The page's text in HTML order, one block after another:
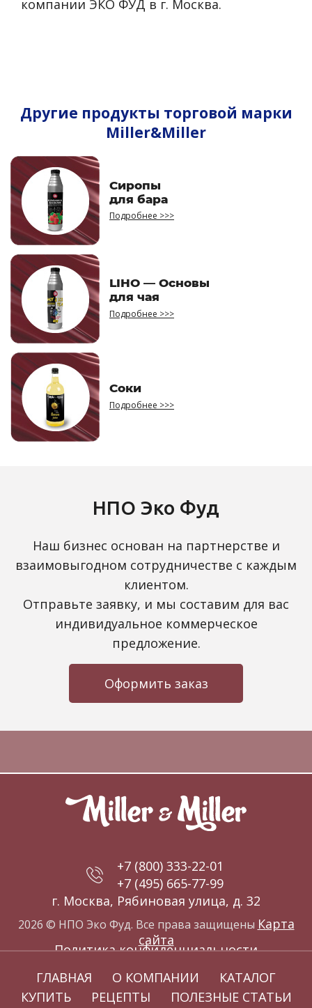
компании ЭКО ФУД в г. Москва.
Другие продукты торговой марки
Miller&Miller
Сиропы
для бара
Подробнее >>>
LIHO — Основы
для чая
Подробнее >>>
Соки
Подробнее >>>
НПО Эко Фуд
Наш бизнес основан на партнерстве и
взаимовыгодном сотрудничестве с каждым
клиентом.
Отправьте заявку, и мы составим для вас
индивидуальное коммерческое
предложение.
Оформить заказ
+7 (800) 333-22-01
+7 (495) 665-77-99
г. Москва, Рябиновая улица, д. 32
Политика конфиденциальности
2026 © НПО Эко Фуд. Все права защищены Карта
сайта
ГЛАВНАЯ О КОМПАНИИ
КАТАЛОГ
КУПИТЬ
РЕЦЕПТЫ ПОЛЕЗНЫЕ СТАТЬИ